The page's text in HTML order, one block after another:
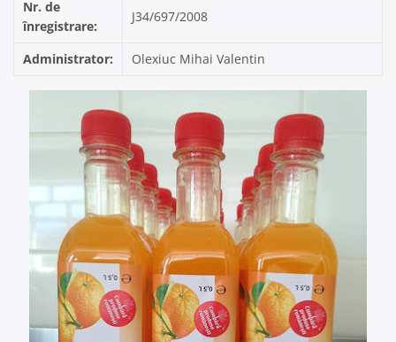
Nr. de
înregistrare:
J34/697/2008
Administrator: Olexiuc Mihai Valentin